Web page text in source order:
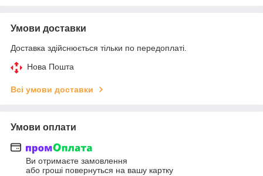
Умови доставки
Доставка здійснюється тільки по передоплаті.
Нова Пошта
Всі умови доставки
Умови оплати
Ви отримаєте замовлення
або гроші повернуться на вашу картку